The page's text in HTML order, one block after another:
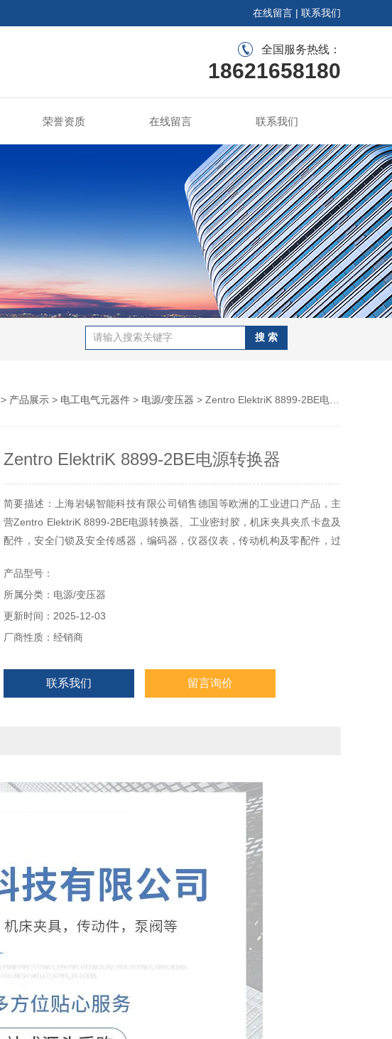
在线留言 | 联系我们
全国服务热线：
18621658180
荣誉资质 在线留言 联系我们
> 产品展示 > 电工电气元器件 > 电源/变压器 > Zentro ElektriK 8899-2BE电源转换器
Zentro ElektriK 8899-2BE电源转换器
简要描述：上海岩锡智能科技有限公司销售德国等欧洲的工业进口产品，主
营Zentro ElektriK 8899-2BE电源转换器、工业密封胶，机床夹具夹爪卡盘及
配件，安全门锁及安全传感器，编码器，仪器仪表，传动机构及零配件，过
询。
产品型号：
所属分类：电源/变压器
更新时间：2025-12-03
厂商性质：经销商
联系我们 留言询价